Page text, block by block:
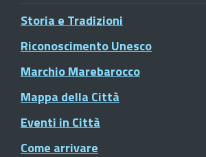
Storia e Tradizioni
Riconoscimento Unesco
Marchio Marebarocco
Mappa della Città
Eventi in Città
Come arrivare